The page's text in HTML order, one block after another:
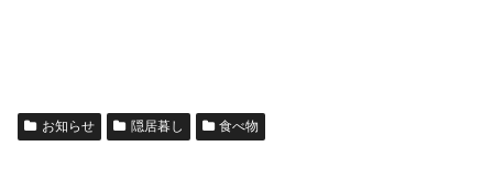
お知らせ 隠居暮し 食べ物